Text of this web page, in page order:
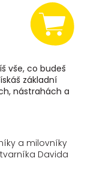
vše, co budeš
základní
nástrahách a
a milovníky
Davida